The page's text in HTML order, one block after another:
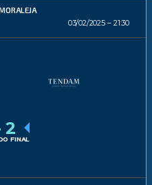
03/02/2025 21:30
2
FINAL